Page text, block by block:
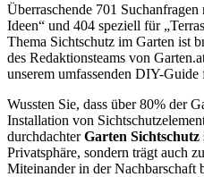
Überraschende 701 Suchanfragen
Ideen“ und 404 speziell für
Thema Sichtschutz im Garten ist
des Redaktionsteams von
unserem umfassenden DIY-Guide
Wussten Sie, dass über 80% der
Installation von
durchdachterGarten Sichtschutz
Privatsphäre, sondern trägt auch
Miteinander in der Nachbarschaft